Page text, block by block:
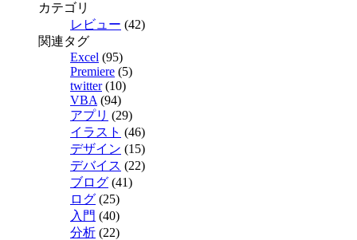
カテゴリ
レビュー (42)
関連タグ
Excel (95)
Premiere (5)
twitter(10)
VBA (94)
アプリ (29)
イラスト (46)
デザイン (15)
デバイス (22)
ブログ (41)
ログ (25)
入門 (40)
分析 (22)